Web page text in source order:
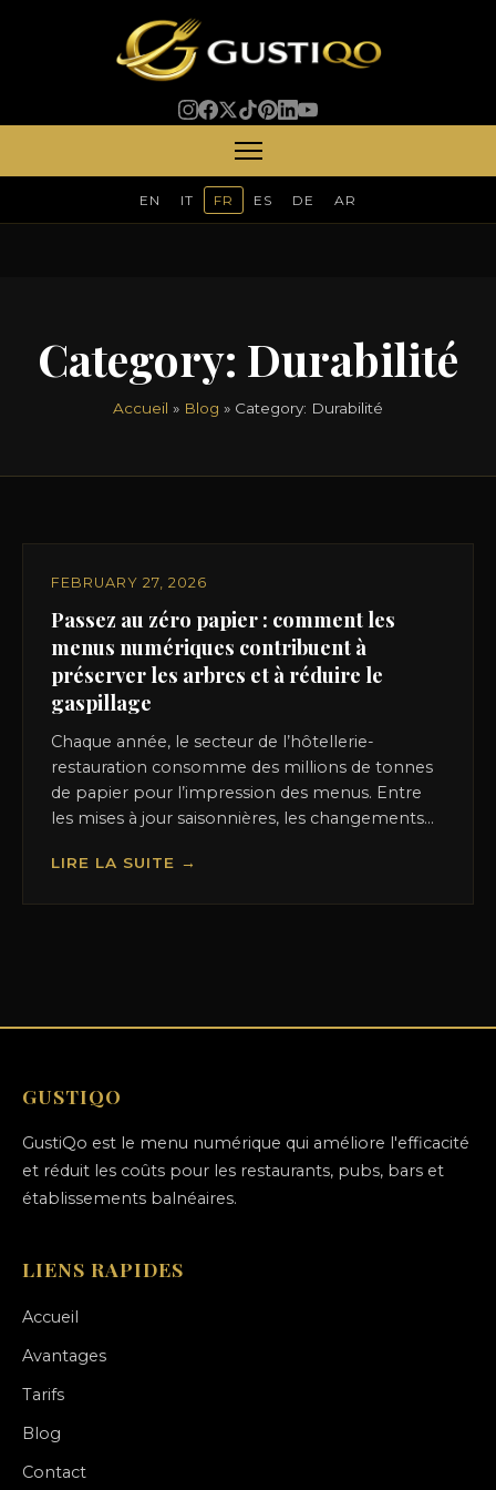
EN IT FR ES DE AR
Category: Durabilité
Accueil » Blog » Category: Durabilité
FEBRUARY 27, 2026
Passez au zéro papier : comment les
menus numériques contribuent à
préserver les arbres et à réduire le
gaspillage
Chaque année, le secteur de l’hôtellerie-
restauration consomme des millions de tonnes
de papier pour l’impression des menus. Entre
les mises à jour saisonnières, les changements...
LIRE LA SUITE →
GUSTIQO
GustiQo est le menu numérique qui améliore l'efficacité
et réduit les coûts pour les restaurants, pubs, bars et
établissements balnéaires.
LIENS RAPIDES
Accueil
Avantages
Tarifs
Blog
Contact